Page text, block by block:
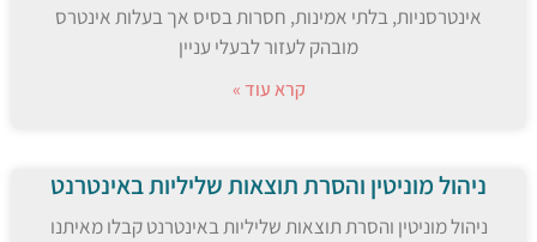
אינטרסניות, בלתי אמינות, חסרות בסיס אך בעלות אינטרס
מובהק לעזור לבעלי עניין
קרא עוד »
ניהול מוניטין והסרת תוצאות שליליות באינטרנט
ניהול מוניטין והסרת תוצאות שליליות באינטרנט קבלו מאיתנו